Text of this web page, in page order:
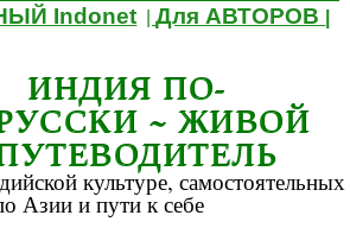
Indonet |Для АВТОРОВ
ИНДИЯ ПО-
~ ЖИВОЙ
культуре, самостоятельных
Азии и пути к себе